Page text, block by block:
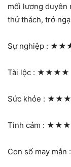
mối lương duyên
thử thách, trở
Sự nghiệp :
Tài lộc : ★★★★
Sức khỏe :
Tình cảm :
Con số may mắn